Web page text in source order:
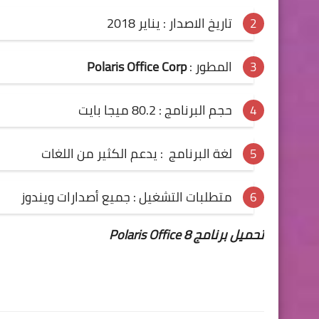
تاريخ الاصدار : يناير 2018
المطور :Polaris Office Corp
حجم البرنامج : 80.2 ميجا بايت
لغة البرنامج : يدعم الكثير من اللغات
متطلبات التشغيل : جميع أصدارات ويندوز
تحميل برنامج Polaris Office 8